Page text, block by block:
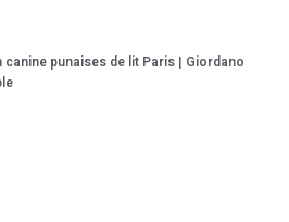
canine punaises de lit Paris | Giordano